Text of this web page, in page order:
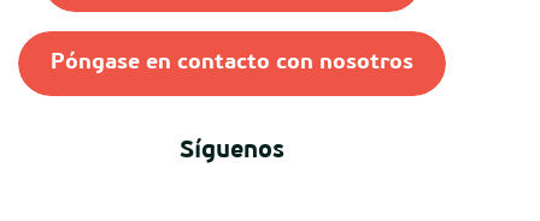
Póngase en contacto con nosotros
Síguenos